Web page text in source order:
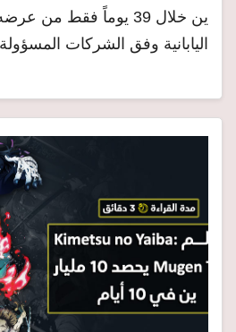
ين خلال 39 يوماً فقط
اليابانية وفق الشركات